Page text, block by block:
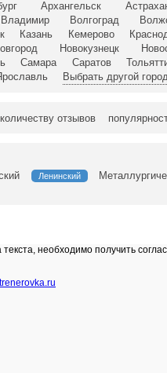
Архангельск
Владимир Волгоград
Казань Кемерово
Новокузнецк
Самара Саратов
Выбрать другой
количеству отзывов
Ленинский
необходимо получить